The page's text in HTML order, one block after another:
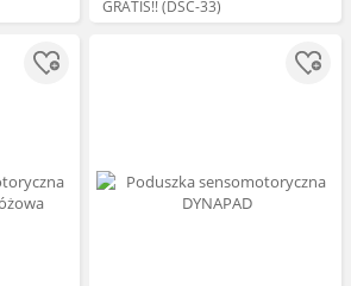
GRATIS!! (DSC-33)